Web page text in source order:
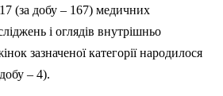
(за добу – 167) медичних
і оглядів внутрішньо
зазначеної категорії народилося
– 4).